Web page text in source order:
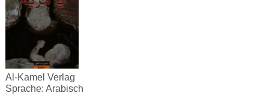
Al-Kamel Verlag
Sprache: Arabisch